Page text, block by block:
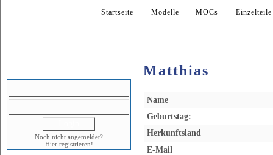
Startseite Modelle MOCs Einzelteile
Noch nicht angemeldet?
Hier registrieren!
Matthias
Name
Geburtstag:
Herkunftsland
E-Mail